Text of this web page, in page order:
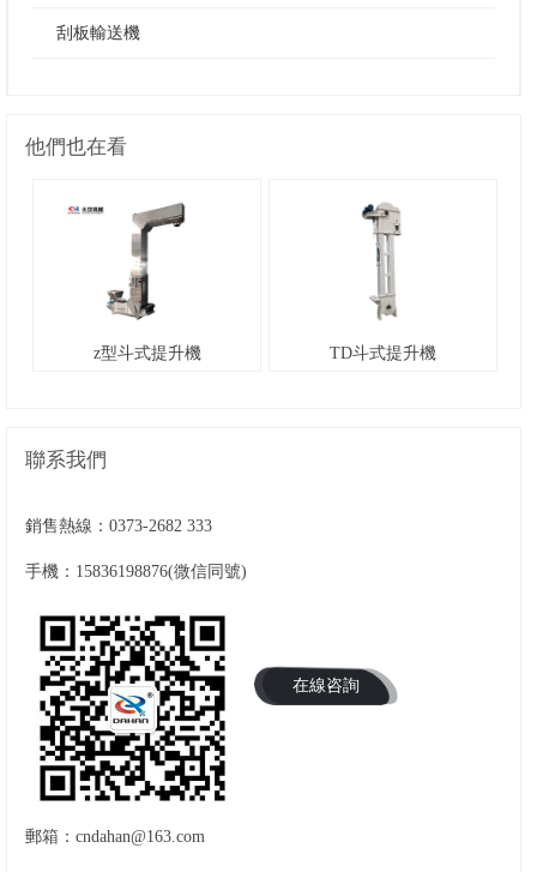
刮板輸送機
他們也在看
z型斗式提升機 TD斗式提升機
聯系我們
銷售熱線： 0373-2682 333
手機：15836198876(微信同號)
在線咨詢
郵箱：cndahan@163.com